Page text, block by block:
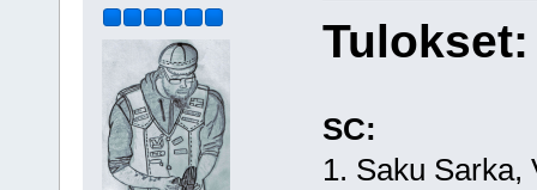
Tulokset:
SC:
1. Saku Sarka,